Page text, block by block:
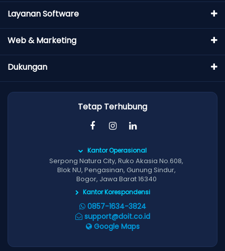
Layanan Software
Web & Marketing
Dukungan
Tetap Terhubung
Kantor Operasional
Serpong Natura City, Ruko Akasia No.608,
Blok NU, Pengasinan, Gunung Sindur,
Bogor, Jawa Barat 16340
Kantor Korespondensi
0857-1634-3824
support@doit.co.id
Google Maps